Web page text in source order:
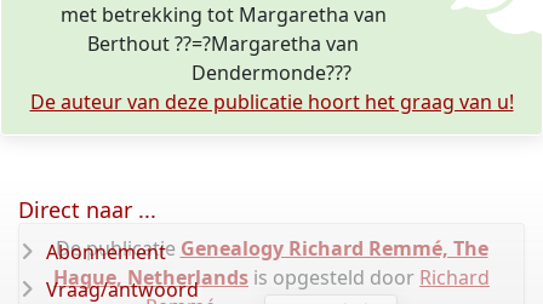
met betrekking tot Margaretha van
Berthout ??=?Margaretha van
Dendermonde???
De auteur van deze publicatie hoort het graag van u!
De publicatie Genealogy Richard Remmé, The
Hague, Netherlands is opgesteld door Richard
Direct naar ...
Abonnement
Vraag/antwoord